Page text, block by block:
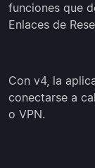
funciones que
Enlaces de
Con v4, la
conectarse a
o VPN.